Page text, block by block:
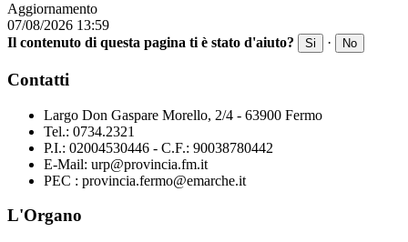
Aggiornamento
07/08/2026 13:59
Il contenuto di questa pagina ti è stato d'aiuto?
Si · No
Contatti
Largo Don Gaspare Morello, 2/4 - 63900 Fermo
Tel.: 0734.2321
P.I.: 02004530446 - C.F.: 90038780442
E-Mail: urp@provincia.fm.it
PEC : provincia.fermo@emarche.it
L'Organo